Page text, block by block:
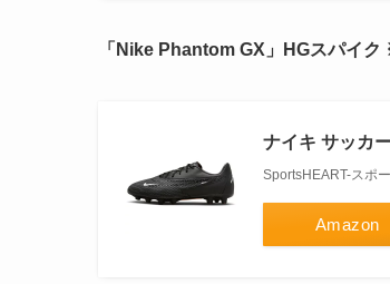
「Nike Phantom GX」HGスパイ
ナイキ サッカ
SportsHEART-スポ
Amazon